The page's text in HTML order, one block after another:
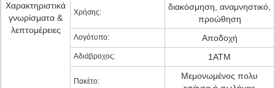
Χαρακτηριστικά
γνωρίσματα &
λεπτομέρειες
Χρήσης:
διακόσμηση, αναμνηστικό,
προώθηση
Λογότυπο: Αποδοχή
Αδιάβροχος: 1ATM
Πακέτο:
Μεμονωμένος πολυ